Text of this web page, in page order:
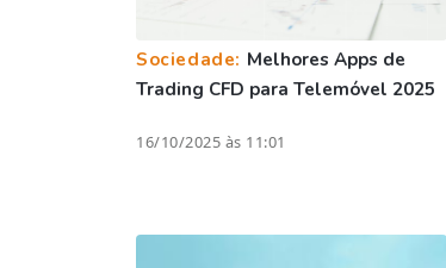
Sociedade: Melhores Apps de
Trading CFD para Telemóvel 2025
16/10/2025 às 11:01